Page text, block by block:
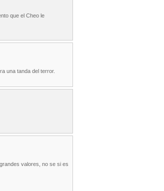
que el Cheo le
una tanda del terror.
valores, no se si es